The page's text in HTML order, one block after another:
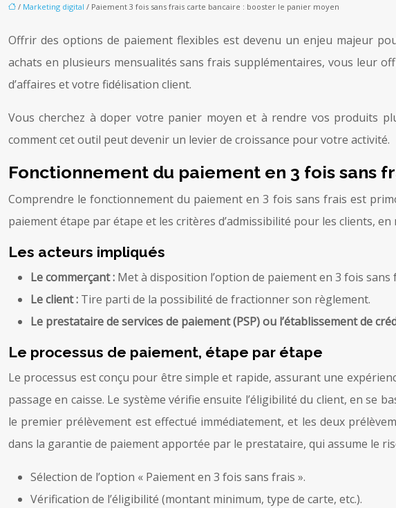
/ Marketing digital / Paiement 3 fois sans frais carte bancaire : booster le panier moyen
Offrir des options de paiement flexibles est devenu un enjeu majeur
achats en plusieurs mensualités sans frais supplémentaires, vous leur
d’affaires et votre fidélisation client.
Vous cherchez à doper votre panier moyen et à rendre vos produits
comment cet outil peut devenir un levier de croissance pour votre activité.
Fonctionnement du paiement en 3 fois sans
Comprendre le fonctionnement du paiement en 3 fois sans frais est
paiement étape par étape et les critères d’admissibilité pour les clients,
Les acteurs impliqués
Le commerçant : Met à disposition l’option de paiement en 3 fois sans
Le client : Tire parti de la possibilité de fractionner son règlement.
Le prestataire de services de paiement (PSP) ou l’établissement de
Le processus de paiement, étape par étape
Le processus est conçu pour être simple et rapide, assurant une
passage en caisse. Le système vérifie ensuite l’éligibilité du client, en se
le premier prélèvement est effectué immédiatement, et les deux
dans la garantie de paiement apportée par le prestataire, qui assume le
Sélection de l’option « Paiement en 3 fois sans frais ».
Vérification de l’éligibilité (montant minimum, type de carte, etc.).